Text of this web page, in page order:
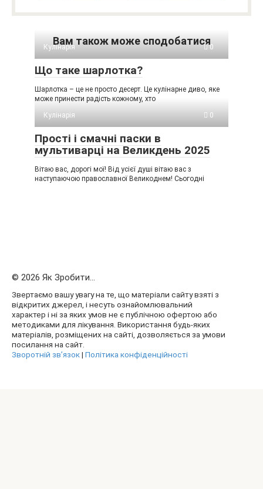
Вам також може сподобатися
Кулінарія 0
Що таке шарлотка?
Шарлотка – це не просто десерт. Це кулінарне диво, яке
може принести радість кожному, хто
Кулінарія
0
Прості і смачні паски в
мультиварці на Великдень 2025
Вітаю вас, дорогі мої! Від усієї душі вітаю вас з
наступаючою православної Великоднем! Сьогодні
© 2026 Як Зробити...
Звертаємо вашу увагу на те, що матеріали сайту взяті з
відкритих джерел, і несуть ознайомлювальний
характер і ні за яких умов не є публічною офертою або
методиками для лікування. Використання будь-яких
матеріалів, розміщених на сайті, дозволяється за умови
посилання на сайт.
Зворотній зв’язок| Політика конфіденційності